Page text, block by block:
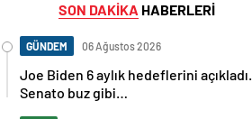
SON DAKİKA HABERLERİ
GÜNDEM 06 Ağustos 2026
Joe Biden 6 aylık hedeflerini açıkladı.
Senato buz gibi…